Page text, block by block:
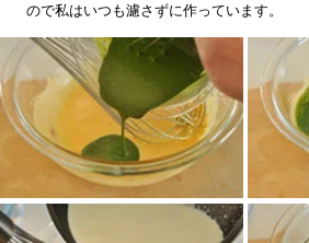
ので私はいつも濾さずに作っています。